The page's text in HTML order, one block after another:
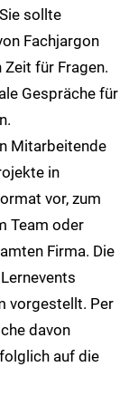
sollte
Fachjargon
für Fragen.
Gespräche für
Mitarbeitende
in
vor, zum
Team oder
Firma. Die
vorgestellt. Per
davon
auf die